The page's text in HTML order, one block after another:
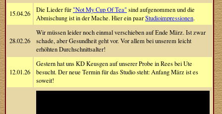
15.04.26 Die Lieder für "Not My Cup Of Tea" sind aufgenommen und die
Abmischung ist in der Mache. Hier ein paarStudioimpressionen.
28.02.26
Wir müssen leider noch einmal verschieben auf Ende März. Ist zwar
schade, aber Gesundheit geht vor. Vor allem bei unserem leicht
erhöhten Durchschnittsalter!
12.01.26
Gestern hat uns KD Keusgen auf unserer Probe in Rees bei Ute
besucht. Der neue Termin für das Studio steht: Anfang März ist es
soweit!